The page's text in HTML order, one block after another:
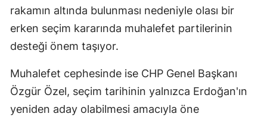
rakamın altında bulunması nedeniyle olası bir
erken seçim kararında muhalefet partilerinin
desteği önem taşıyor.
Muhalefet cephesinde ise CHP Genel Başkanı
Özgür Özel, seçim tarihinin yalnızca Erdoğan'ın
yeniden aday olabilmesi amacıyla öne